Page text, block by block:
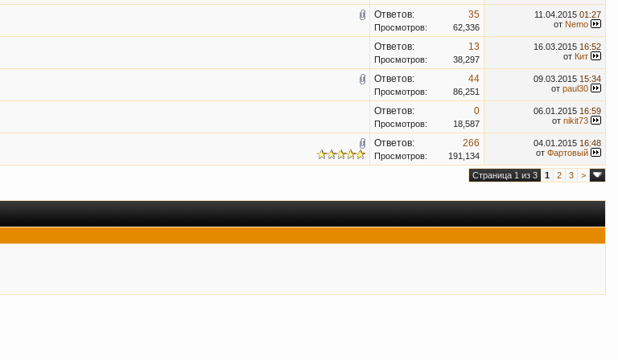
35
Ответов:
62,336
Просмотров:
11.04.2015 01:27
от Nemo
13
Ответов:
38,297
Просмотров:
16.03.2015 16:52
от Кит
44
Ответов:
86,251
Просмотров:
09.03.2015 15:34
от paul30
0
Ответов:
18,587
Просмотров:
06.01.2015 16:59
от nikit73
266
Ответов:
191,134
Просмотров:
04.01.2015 16:48
от Фартовый
Страница 1 из 3 1 2 3 >